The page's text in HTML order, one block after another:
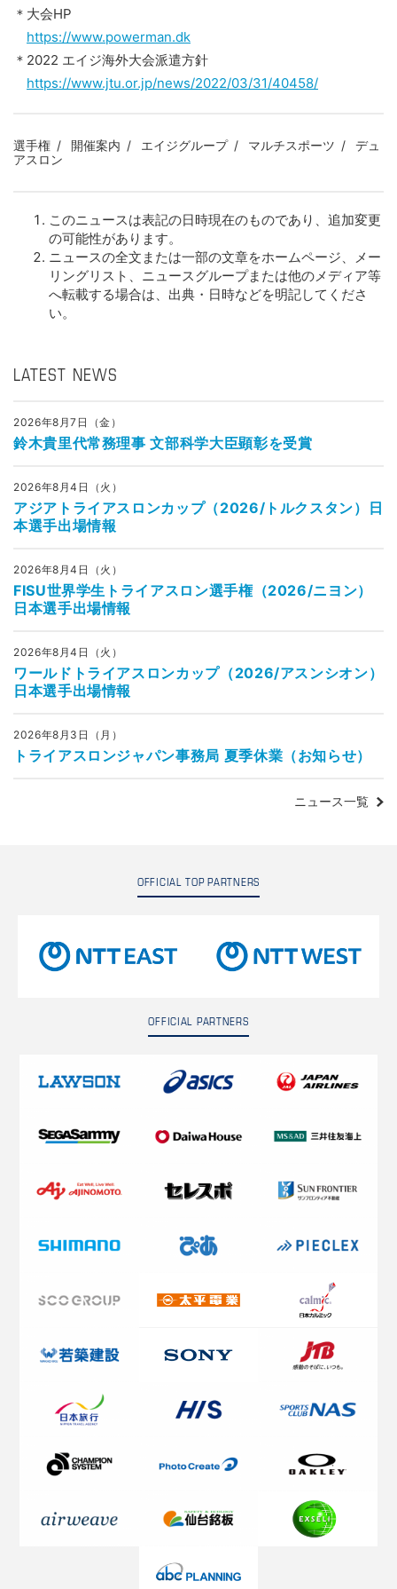
＊大会HP
https://www.powerman.dk
＊2022 エイジ海外大会派遣方針
https://www.jtu.or.jp/news/2022/03/31/40458/
選手権 開催案内 エイジグループ マルチスポーツ
デュ
アスロン
このニュースは表記の日時現在のものであり、追加変更
の可能性があります。
ニュースの全文または一部の文章をホームページ、メー
リングリスト、ニュースグループまたは他のメディア等
へ転載する場合は、出典・日時などを明記してくださ
い。
LATEST NEWS
2026年8月7日（金）
鈴木貴里代常務理事 文部科学大臣顕彰を受賞
2026年8月4日（火）
アジアトライアスロンカップ（2026/トルクスタン）日
本選手出場情報
2026年8月4日（火）
FISU世界学生トライアスロン選手権（2026/ニヨン）
日本選手出場情報
2026年8月4日（火）
ワールドトライアスロンカップ（2026/アスンシオン）
日本選手出場情報
2026年8月3日（月）
トライアスロンジャパン事務局 夏季休業（お知らせ）
ニュース一覧
OFFICIAL TOP PARTNERS
OFFICIAL PARTNERS